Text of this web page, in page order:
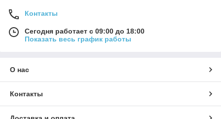
Контакты
Сегодня работает с 09:00 до 18:00
Показать весь график работы
О нас
Контакты